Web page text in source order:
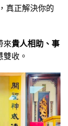
真正解決你的
來貴人相助、事
收。